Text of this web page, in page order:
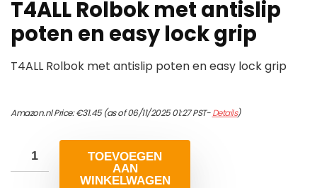
T4ALL Rolbok met antislip
poten en easy lock grip
T4ALL Rolbok met antislip poten en easy lock grip
Amazon.nl Price:€31.45(as of 06/11/2025 01:27 PST-Details)
TOEVOEGEN
AAN
WINKELWAGEN